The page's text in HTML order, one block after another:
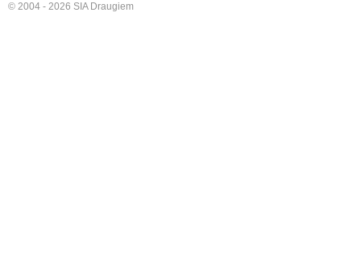
© 2004 - 2026 SIA Draugiem